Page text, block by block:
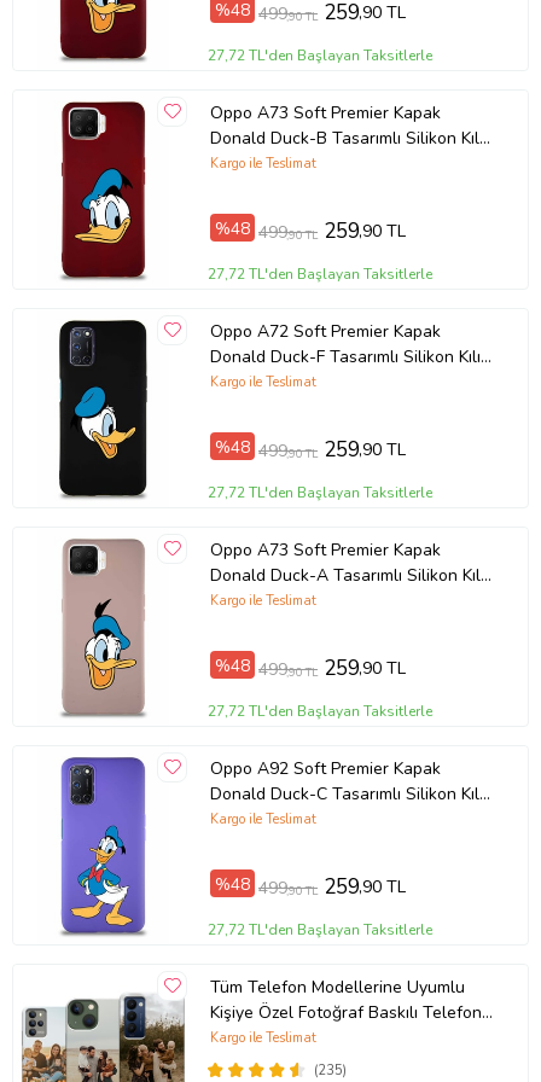
Ürün Kodu:kcm26182285
%48 499,90 TL 259,90 TL
27,72 TL'den Başlayan Taksitlerle
Oppo A73 Soft Premier Kapak
Donald Duck-B Tasarımlı Silikon Kılıf
- Mürdüm (Şeffaf)
Kargo ile Teslimat
%48 499,90 TL 259,90 TL
27,72 TL'den Başlayan Taksitlerle
Oppo A72 Soft Premier Kapak
Donald Duck-F Tasarımlı Silikon Kılıf
- Siyah (Şeffaf)
Kargo ile Teslimat
%48 499,90 TL 259,90 TL
27,72 TL'den Başlayan Taksitlerle
Oppo A73 Soft Premier Kapak
Donald Duck-A Tasarımlı Silikon Kılıf
- Pudra (Şeffaf)
Kargo ile Teslimat
%48 499,90 TL 259,90 TL
27,72 TL'den Başlayan Taksitlerle
Oppo A92 Soft Premier Kapak
Donald Duck-C Tasarımlı Silikon Kılıf
- Mor (Şeffaf)
Kargo ile Teslimat
%48 499,90 TL 259,90 TL
27,72 TL'den Başlayan Taksitlerle
Tüm Telefon Modellerine Uyumlu
Kişiye Özel Fotoğraf Baskılı Telefon
Kılıfı
(235)
Kargo ile Teslimat